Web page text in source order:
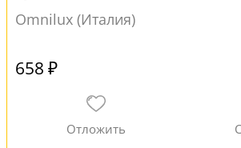
Omnilux (Италия)
658 ₽